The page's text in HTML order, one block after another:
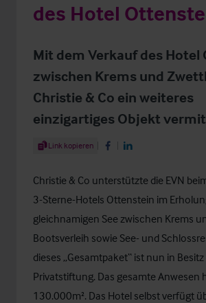
des Hotel
Mit dem Verkauf des
zwischen Krems und
Christie & Co ein weiteres
einzigartiges Objekt
Share Article
Link kopieren Share on Facebook
Share on LinkedIn
Christie & Co unterstützte die EVN
3-Sterne-Hotels Ottenstein im
gleichnamigen See zwischen Krems
Bootsverleih sowie See- und
dieses „Gesamtpaket“ ist nun in
Privatstiftung. Das gesamte Anwesen
130.000m². Das Hotel selbst verfügt